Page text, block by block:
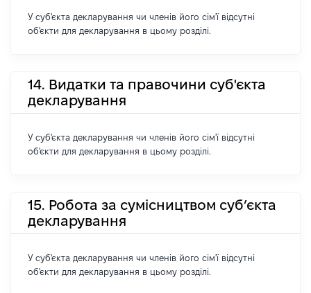
У суб'єкта декларування чи членів його сім'ї відсутні
об'єкти для декларування в цьому розділі.
14. Видатки та правочини суб'єкта
декларування
У суб'єкта декларування чи членів його сім'ї відсутні
об'єкти для декларування в цьому розділі.
15. Робота за сумісництвом суб’єкта
декларування
У суб'єкта декларування чи членів його сім'ї відсутні
об'єкти для декларування в цьому розділі.